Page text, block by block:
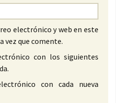
electrónico y web en este
vez que comente.
con los siguientes
con cada nueva